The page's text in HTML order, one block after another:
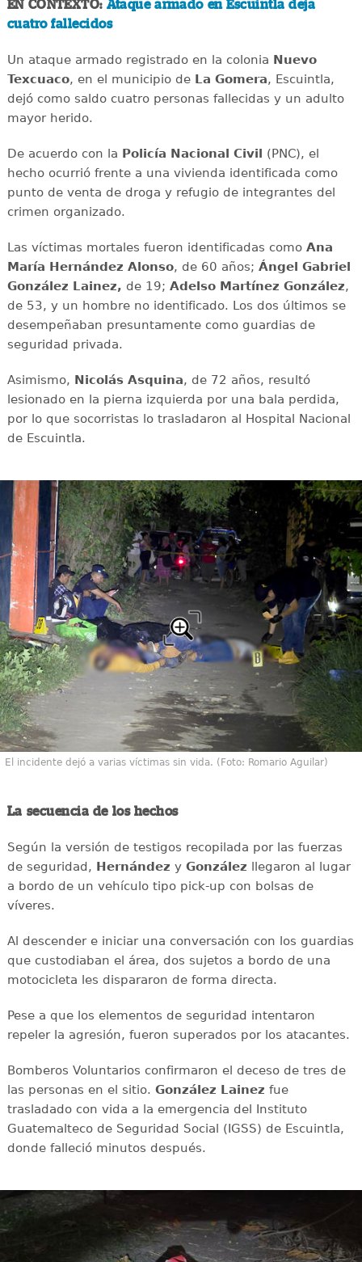
EN CONTEXTO: Ataque armado en Escuintla deja
cuatro fallecidos
Un ataque armado registrado en la colonia Nuevo
Texcuaco, en el municipio de La Gomera, Escuintla,
dejó como saldo cuatro personas fallecidas y un adulto
mayor herido.
De acuerdo con la Policía Nacional Civil (PNC), el
hecho ocurrió frente a una vivienda identificada como
punto de venta de droga y refugio de integrantes del
crimen organizado.
Las víctimas mortales fueron identificadas comoAna
María Hernández Alonso, de 60 años; Ángel Gabriel
González Lainez, de 19; Adelso Martínez González,
de 53, y un hombre no identificado. Los dos últimos se
desempeñaban presuntamente como guardias de
seguridad privada.
Asimismo, Nicolás Asquina, de 72 años, resultó
lesionado en la pierna izquierda por una bala perdida,
por lo que socorristas lo trasladaron al Hospital Nacional
de Escuintla.
El incidente dejó a varias víctimas sin vida. (Foto: Romario Aguilar)
La secuencia de los hechos
Según la versión de testigos recopilada por las fuerzas
de seguridad, Hernández y González llegaron al lugar
a bordo de un vehículo tipo pick-up con bolsas de
víveres.
Al descender e iniciar una conversación con los guardias
que custodiaban el área, dos sujetos a bordo de una
motocicleta les dispararon de forma directa.
Pese a que los elementos de seguridad intentaron
repeler la agresión, fueron superados por los atacantes.
Bomberos Voluntarios confirmaron el deceso de tres de
las personas en el sitio. González Lainez fue
trasladado con vida a la emergencia del Instituto
Guatemalteco de Seguridad Social (IGSS) de Escuintla,
donde falleció minutos después.